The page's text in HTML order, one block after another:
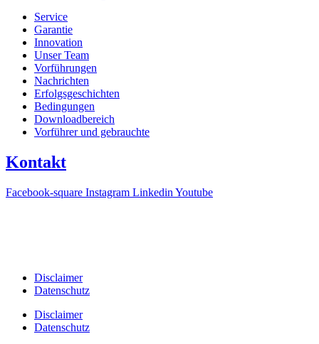
Service
Garantie
Innovation
Unser Team
Vorführungen
Nachrichten
Erfolgsgeschichten
Bedingungen
Downloadbereich
Vorführer und gebrauchte
Kontakt
Facebook-square Instagram Linkedin Youtube
Disclaimer
Datenschutz
Disclaimer
Datenschutz